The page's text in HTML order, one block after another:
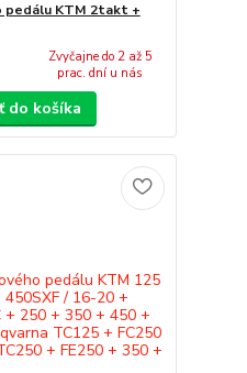
pedálu KTM 2takt +
Zvyčajne do 2 až 5
prac. dní u nás
do košíka